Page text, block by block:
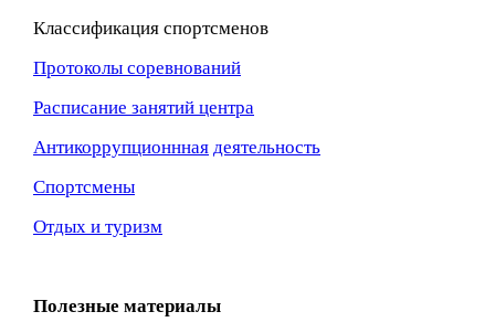
Классификация спортсменов
Протоколы соревнований
Расписание занятий центра
Антикоррупционнная деятельность
Спортсмены
Отдых и туризм
Полезные материалы